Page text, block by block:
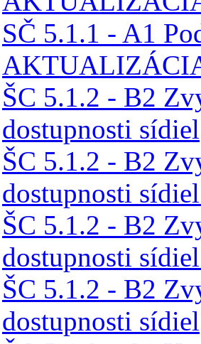
SČ 5.1.1 - A1
ŠC 5.1.2 - B2
dostupnosti sídiel
ŠC 5.1.2 - B2
dostupnosti
ŠC 5.1.2 - B2
dostupnosti
ŠC 5.1.2 - B2
dostupnosti sídiel